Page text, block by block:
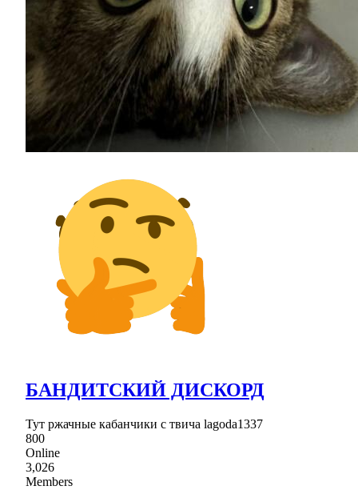
БАНДИТСКИЙ ДИСКОРД
Тут ржачные кабанчики с твича lagoda1337
800
Online
3,026
Members